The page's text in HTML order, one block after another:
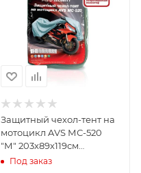
Защитный чехол-тент на
мотоцикл AVS МС-520
"М" 203х89х119см
(водонепроницаемый)
Под заказ